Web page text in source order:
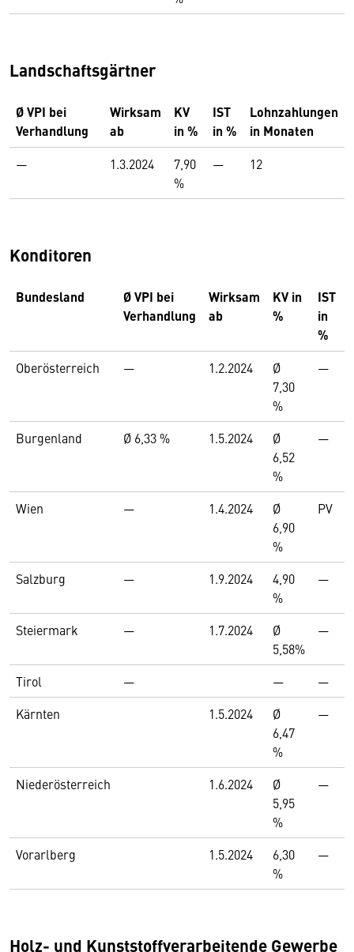
Landschaftsgärtner
Ø VPI bei
Verhandlung
Wirksam
ab
KV
in %
IST
in %
Lohnzahlungen
in Monaten
— 1.3.2024
7,90
%
— 12
Konditoren
Bundesland
Ø VPI bei
Verhandlung
Wirksam
ab
KV in
%
IST
in
%
Oberösterreich — 1.2.2024
Ø
7,30
%
—
Burgenland Ø 6,33 % 1.5.2024
Ø
6,52
%
—
Wien — 1.4.2024
Ø
6,90
%
PV
Salzburg — 1.9.2024
4,90
%
—
Steiermark — 1.7.2024
Ø
5,58%
—
Tirol — — —
Kärnten
1.5.2024
Ø
6,47
%
—
Niederösterreich 1.6.2024
Ø
5,95
%
—
Vorarlberg 1.5.2024
6,30
%
—
Holz- und Kunststoffverarbeitende Gewerbe